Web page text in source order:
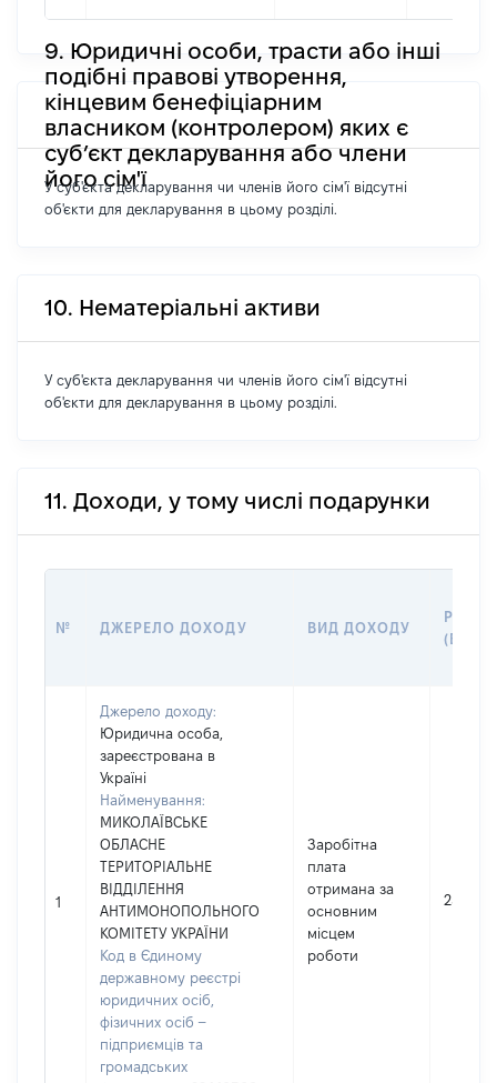
9. Юридичні особи, трасти або інші
подібні правові утворення,
кінцевим бенефіціарним
власником (контролером) яких є
суб’єкт декларування або члени
його сім'ї
У суб'єкта декларування чи членів його сім'ї відсутні
об'єкти для декларування в цьому розділі.
10. Нематеріальні активи
У суб'єкта декларування чи членів його сім'ї відсутні
об'єкти для декларування в цьому розділі.
11. Доходи, у тому числі подарунки
№ ДЖЕРЕЛО ДОХОДУ ВИД ДОХОДУ
1
Джерело доходу:
Юридична особа,
зареєстрована в
Україні
Найменування:
МИКОЛАЇВСЬКЕ
ОБЛАСНЕ
ТЕРИТОРІАЛЬНЕ
ВІДДІЛЕННЯ
АНТИМОНОПОЛЬНОГО
КОМІТЕТУ УКРАЇНИ
Код в Єдиному
державному реєстрі
юридичних осіб,
фізичних осіб –
підприємців та
громадських
Заробітна
плата
отримана за
основним
місцем
роботи
259796